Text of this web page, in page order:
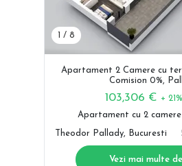
1 / 8
Apartament 2 Camere cu
Comision 0%,
103,306 € +
Apartament cu 2
Theodor Pallady, Bucuresti
Vezi mai multe